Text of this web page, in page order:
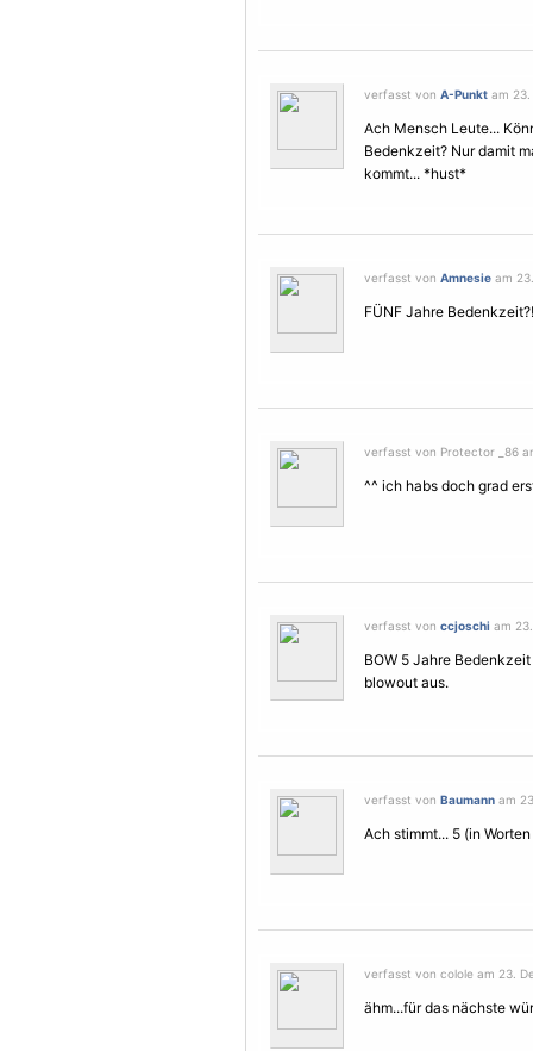
verfasst von A-Punkt am 23.
Ach Mensch Leute...
Bedenkzeit? Nur damit
kommt... *hust*
verfasst von Amnesie am
FÜNF Jahre
verfasst von Protector _86
^^ ich habs doch grad
verfasst von ccjoschi am
BOW 5 Jahre
blowout aus.
verfasst von Baumann am
Ach stimmt... 5 (in
verfasst von colole am 23.
ähm...für das nächste